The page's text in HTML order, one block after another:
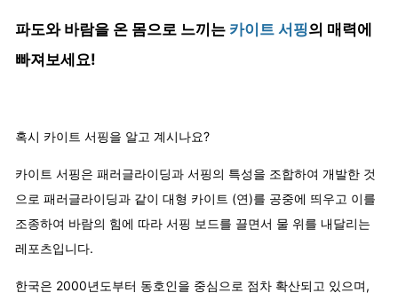
파도와 바람을 온 몸으로 느끼는 카이트 서핑의 매력에
빠져보세요!
혹시 카이트 서핑을 알고 계시나요?
카이트 서핑은 패러글라이딩과 서핑의 특성을 조합하여 개발한 것
으로 패러글라이딩과 같이 대형 카이트 (연)를 공중에 띄우고 이를
조종하여 바람의 힘에 따라 서핑 보드를 끌면서 물 위를 내달리는
레포츠입니다.
한국은 2000년도부터 동호인을 중심으로 점차 확산되고 있으며,